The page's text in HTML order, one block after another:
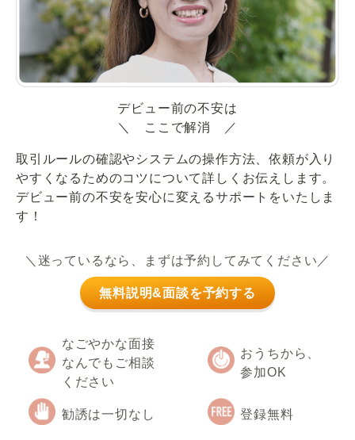
デビュー前の不安は
＼ ここで解消 ／
取引ルールの確認やシステムの操作方法、依頼が入り
やすくなるためのコツについて詳しくお伝えします。
デビュー前の不安を安心に変えるサポートをいたしま
す！
＼迷っているなら、まずは予約してみてください／
無料説明&面談を予約する
なごやかな面接
なんでもご相談
ください
おうちから、
参加OK
勧誘は一切なし 登録無料